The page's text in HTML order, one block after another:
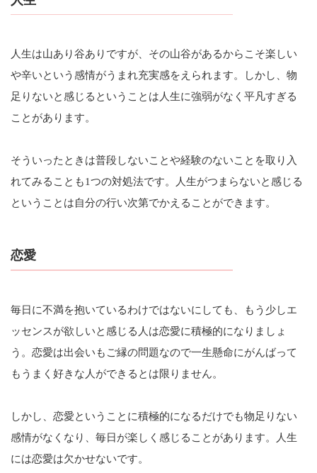
人生は山あり谷ありですが、その山谷があるからこそ楽しい
や辛いという感情がうまれ充実感をえられます。しかし、物
足りないと感じるということは人生に強弱がなく平凡すぎる
ことがあります。
そういったときは普段しないことや経験のないことを取り入
れてみることも1つの対処法です。人生がつまらないと感じる
ということは自分の行い次第でかえることができます。
恋愛
毎日に不満を抱いているわけではないにしても、もう少しエ
ッセンスが欲しいと感じる人は恋愛に積極的になりましょ
う。恋愛は出会いもご縁の問題なので一生懸命にがんばって
もうまく好きな人ができるとは限りません。
しかし、恋愛ということに積極的になるだけでも物足りない
感情がなくなり、毎日が楽しく感じることがあります。人生
には恋愛は欠かせないです。